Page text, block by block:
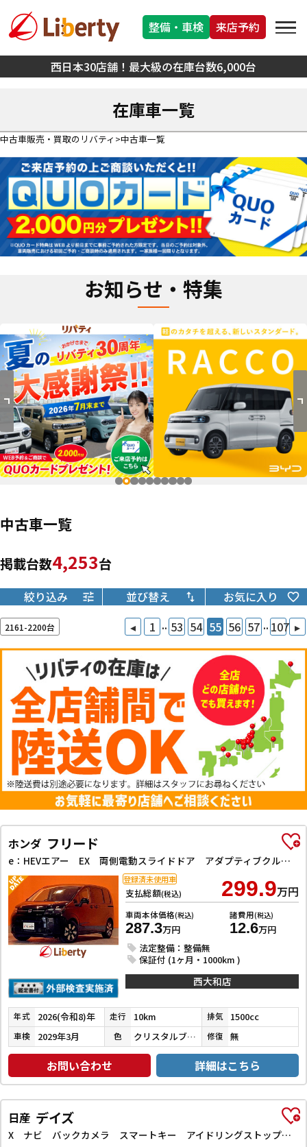
西日本30店舗！最大級の在庫台数6,000台
整備・車検 来店予約
在庫車一覧
中古車販売・買取のリバティ 中古車一覧
お知らせ・特集
中古車一覧
掲載台数4,253台
絞り込み 並び替え お気に入り
2161-2200台 ◂ 1 .. 53 54 55 56 57 .. 107 ▸
ホンダ フリード
e：HEVエアー EX 両側電動スライドドア アダプティブクルーズコントロール レーンアシスト 衝突被害軽減システム オートライト LEDヘッドランプ スマートキー アイドリングストップ 電動格納ミラー
支払総額(税込) 299.9万円
車両本体価格(税込)
287.3万円
諸費用(税込)
12.6万円
法定整備：整備無
保証付 (1ヶ月・1000km )
登録済未使用車
西大和店
年式 2026(令和8)年 走行 10km 排気 1500cc
車検 2029年3月 色 クリスタルブラックパール 修復 無
お問い合わせ 詳細はこちら
日産 デイズ
X ナビ バックカメラ スマートキー アイドリングストップ 電動格納ミラー ベンチシート CVT ESC Bluetooth アルミホイール エアコン